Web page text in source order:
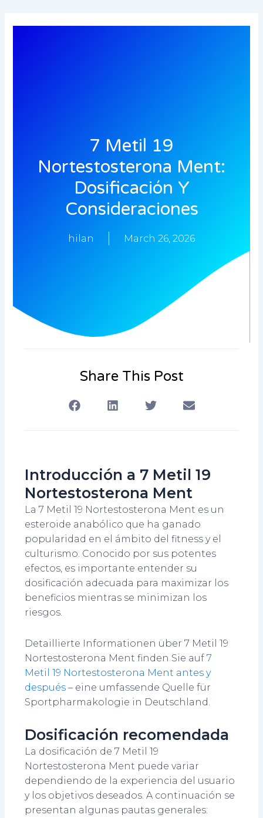
7 Metil 19
Nortestosterona Ment:
Dosificación Y
Consideraciones
hilan March 26, 2026
Share This Post
Introducción a 7 Metil 19
Nortestosterona Ment
La 7 Metil 19 Nortestosterona Ment es un
esteroide anabólico que ha ganado
popularidad en el ámbito del fitness y el
culturismo. Conocido por sus potentes
efectos, es importante entender su
dosificación adecuada para maximizar los
beneficios mientras se minimizan los
riesgos.
Detaillierte Informationen über 7 Metil 19
Nortestosterona Ment finden Sie auf7
Metil 19 Nortestosterona Ment antes y
después – eine umfassende Quelle für
Sportpharmakologie in Deutschland.
Dosificación recomendada
La dosificación de 7 Metil 19
Nortestosterona Ment puede variar
dependiendo de la experiencia del usuario
y los objetivos deseados. A continuación se
presentan algunas pautas generales: